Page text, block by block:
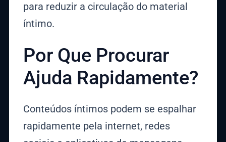
para reduzir a circulação do material
íntimo.
Por Que Procurar
Ajuda Rapidamente?
Conteúdos íntimos podem se espalhar
rapidamente pela internet, redes